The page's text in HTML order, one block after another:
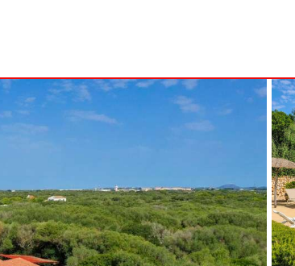
PUERTO POLLENSA
SANTA MARGARITA
SON SERRA DE MARINA